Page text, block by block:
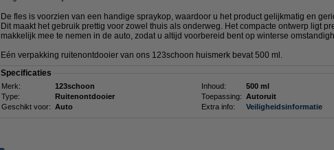
De fles is voorzien van een handige spraykop, waardoor u het product gelijkmatig en
Dit maakt het gebruik prettig voor zowel thuis als onderweg. Het compacte ontwerp ligt
makkelijk mee te nemen in de auto, zodat u altijd voorbereid bent op winterse
Eén verpakking ruitenontdooier van ons 123schoon huismerk bevat 500 ml.
Specificaties
Merk: 123schoon Inhoud:
500 ml
Type:
Ruitenontdooier Toepassing: Autoruit
Geschikt voor: Auto Extra info: Veiligheidsinformatie